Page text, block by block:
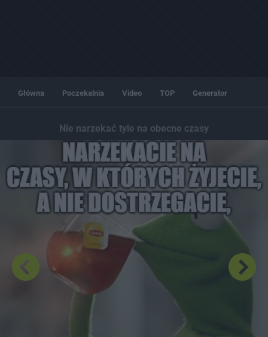
Główna Poczekalnia Video TOP Generator
Nie narzekać tyle na obecne czasy